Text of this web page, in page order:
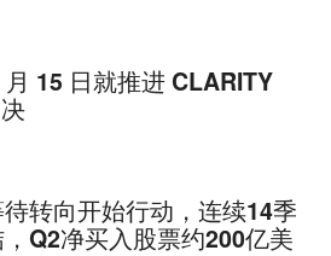
15 日就推进 CLARITY
转向开始行动，连续14季
Q2净买入股票约200亿美